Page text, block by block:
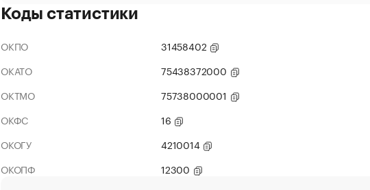
Коды статистики
ОКПО
31458402
ОКАТО
75438372000
ОКТМО
75738000001
ОКФС
16
ОКОГУ
4210014
ОКОПФ
12300